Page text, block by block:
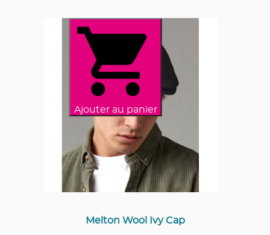
Ajouter au panier
Melton Wool Ivy Cap